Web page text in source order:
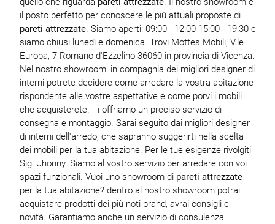
il posto perfetto per conoscere le più attuali proposte di
pareti attrezzate. Siamo aperti: 09:00 - 12:00 15:00 - 19:30 e
siamo chiusi lunedì e domenica. Trovi Mottes Mobili, V.le
Europa, 7 Romano d'Ezzelino 36060 in provincia di Vicenza.
Nel nostro showroom, in compagnia dei migliori designer di
interni potrete decidere come arredare la vostra abitazione
rispondente alle vostre aspettative e come porvi i mobili
che acquisterete. Ti offriamo un preciso servizio di
consegna e montaggio. Sarai seguito dai migliori designer
di interni dell'arredo, che sapranno suggerirti nella scelta
dei mobili per la tua abitazione. Per le tue esigenze rivolgiti
Sig. Jhonny. Siamo al vostro servizio per arredare con voi
spazi funzionali. Vuoi uno showroom di pareti attrezzate
per la tua abitazione? dentro al nostro showroom potrai
acquistare prodotti dei più noti brand, avrai consigli e
novità. Garantiamo anche un servizio di consulenza